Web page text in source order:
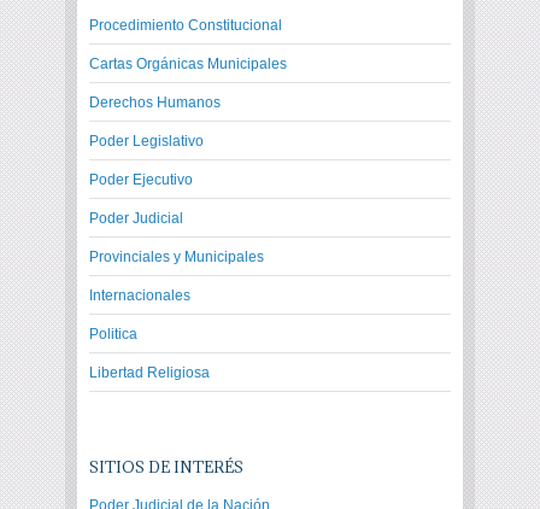
Procedimiento Constitucional
Cartas Orgánicas Municipales
Derechos Humanos
Poder Legislativo
Poder Ejecutivo
Poder Judicial
Provinciales y Municipales
Internacionales
Politica
Libertad Religiosa
SITIOS DE INTERÉS
Poder Judicial de la Nación